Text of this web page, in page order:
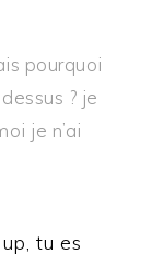
pourquoi
? je
je n’ai
tu es